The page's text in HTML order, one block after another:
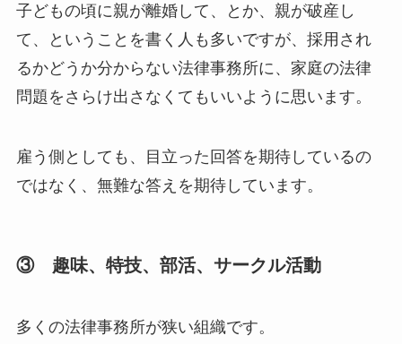
子どもの頃に親が離婚して、とか、親が破産し
て、ということを書く人も多いですが、採用され
るかどうか分からない法律事務所に、家庭の法律
問題をさらけ出さなくてもいいように思います。
雇う側としても、目立った回答を期待しているの
ではなく、無難な答えを期待しています。
③ 趣味、特技、部活、サークル活動
多くの法律事務所が狭い組織です。